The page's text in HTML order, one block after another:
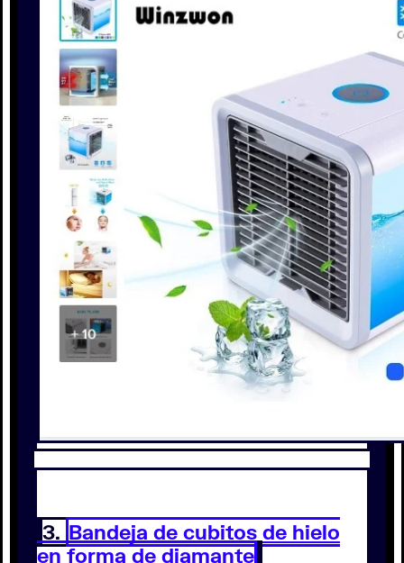
3. Bandeja de cubitos de hielo
en forma de diamante